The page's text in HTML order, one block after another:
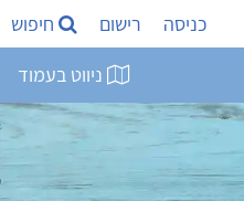
כניסה רישום חיפוש
ניווט בעמוד